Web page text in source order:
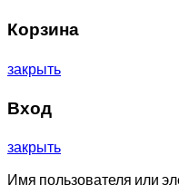
Корзина
закрыть
Вход
закрыть
Имя пользователя или